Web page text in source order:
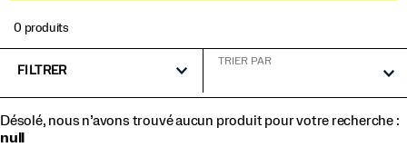
0 produits
FILTRER
TRIER PAR
Désolé, nous n’avons trouvé aucun produit pour votre recherche :
null